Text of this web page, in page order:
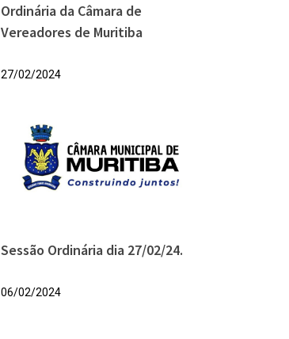
Ordinária da Câmara de
Vereadores de Muritiba
27/02/2024
Sessão Ordinária dia 27/02/24.
06/02/2024